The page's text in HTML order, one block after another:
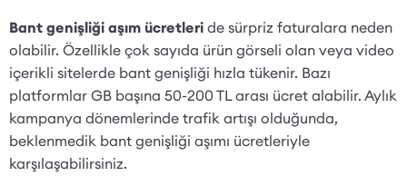
Bant genişliği aşım ücretleri de sürpriz faturalara neden
olabilir. Özellikle çok sayıda ürün görseli olan veya video
içerikli sitelerde bant genişliği hızla tükenir. Bazı
platformlar GB başına 50-200 TL arası ücret alabilir. Aylık
kampanya dönemlerinde trafik artışı olduğunda,
beklenmedik bant genişliği aşımı ücretleriyle
karşılaşabilirsiniz.